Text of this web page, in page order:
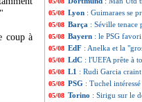
coup à
05/08 Lyon : Guimaraes se
05/08 Barça : Séville tenace
05/08 Bayern : le PSG
05/08 EdF : Anelka et la
05/08 LdC : l'UEFA prête à
05/08 L1 : Rudi Garcia
05/08 PSG : Tuchel
05/08 Torino : Sirigu sur le